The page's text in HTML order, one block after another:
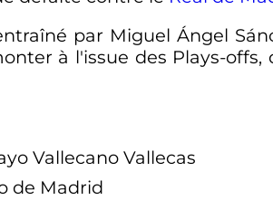
par Miguel Ángel
à l'issue des Plays-
Vallecano Vallecas
de Madrid